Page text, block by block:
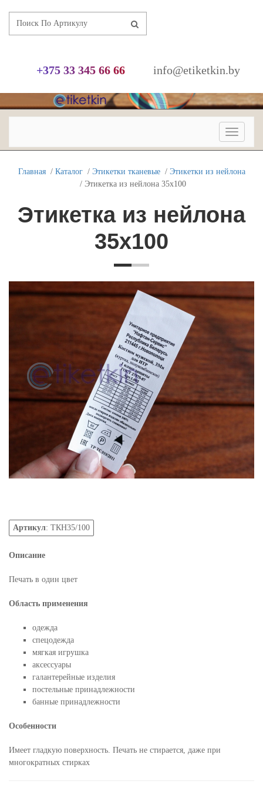
info@etiketkin.by
+375 33 345 66 66
Главная/ Каталог/ Этикетки тканевые/ Этикетки из нейлона
/ Этикетка из нейлона 35х100
Этикетка из нейлона
35х100
Артикул: ТКН35/100
Описание
Печать в один цвет
Область применения
одежда
спецодежда
мягкая игрушка
аксессуары
галантерейные изделия
постельные принадлежности
банные принадлежности
Особенности
Имеет гладкую поверхность. Печать не стирается, даже при
многократных стирках